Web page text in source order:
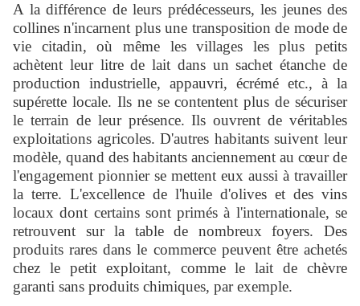
A la différence de leurs prédécesseurs, les jeunes des
collines n'incarnent plus une transposition de mode de
vie citadin, où même les villages les plus petits
achètent leur litre de lait dans un sachet étanche de
production industrielle, appauvri, écrémé etc., à la
supérette locale. Ils ne se contentent plus de sécuriser
le terrain de leur présence. Ils ouvrent de véritables
exploitations agricoles. D'autres habitants suivent leur
modèle, quand des habitants anciennement au cœur de
l'engagement pionnier se mettent eux aussi à travailler
la terre. L'excellence de l'huile d'olives et des vins
locaux dont certains sont primés à l'internationale, se
retrouvent sur la table de nombreux foyers. Des
produits rares dans le commerce peuvent être achetés
chez le petit exploitant, comme le lait de chèvre
garanti sans produits chimiques, par exemple.